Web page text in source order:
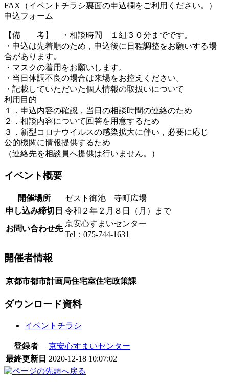
FAX（イベントチラシ裏面の申込欄をご利用ください。）
申込フォーム
【備 考】 ・相談時間 １組３０分までです。
・申込は先着順のため，申込後に日程調整をお願いする場
合があります。
・マスクの着用をお願いします。
・当日体調不良の場合は来場をお控えください。
・記載していただいた個人情報の取扱いについて
利用目的
１．申込内容の確認，当日の相談時間の連絡のため
２．相談内容について回答を用意するため
３．新型コロナウイルスの感染拡大に伴い，必要に応じ
公的機関に情報提供するため
（連絡先を相談員へ提供は行いません。）
イベント概要
開催場所
ゼスト御池 寺町広場
申し込み締切日 令和２年２月８日（月）まで
お問い合わせ先
京安心すまいセンター
Tel：075-744-1631
開催者情報
京都市都市計画局住宅室住宅政策課
ダウンロード資料
イベントチラシ
登録者
京安心すまいセンター
最終更新日 2020-12-18 10:07:02